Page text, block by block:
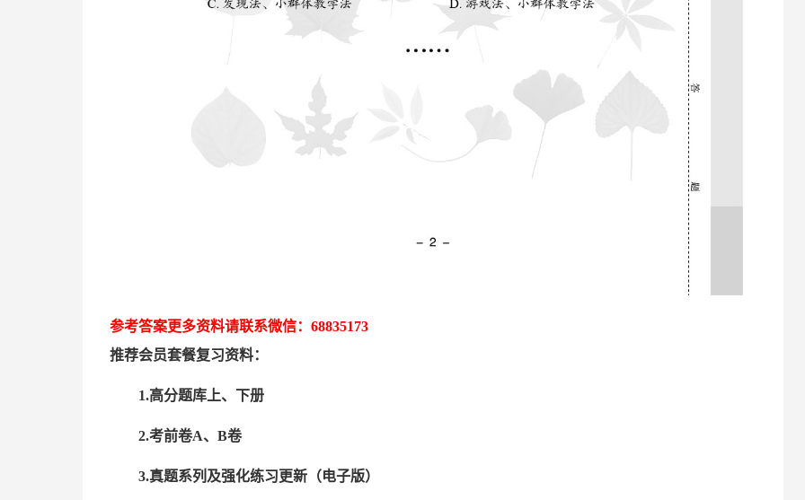
参考答案更多资料请联系微信： 68835173
推荐会员套餐复习资料：
1.高分题库上、下册
2.考前卷A、B卷
3.真题系列及强化练习更新（电子版）